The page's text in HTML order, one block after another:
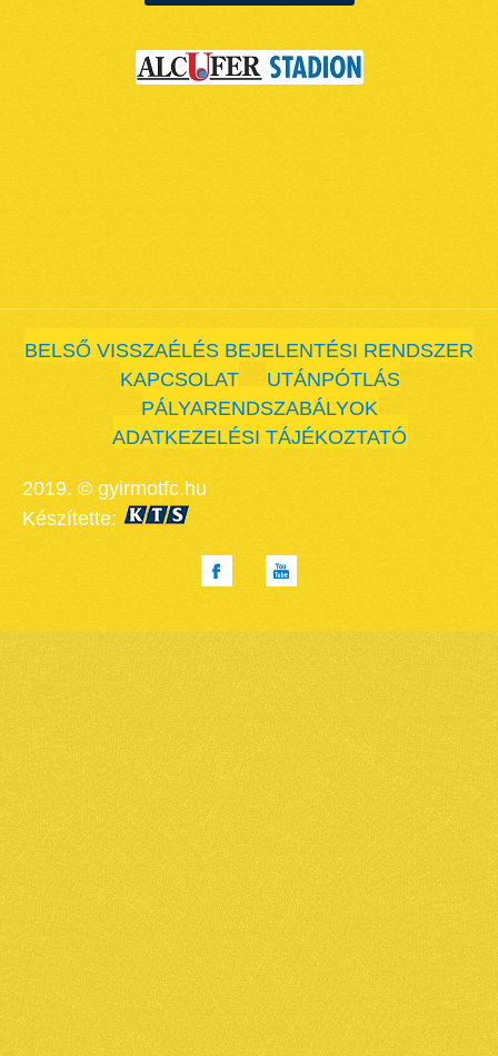
BELSŐ VISSZAÉLÉS BEJELENTÉSI RENDSZER
KAPCSOLAT
UTÁNPÓTLÁS
PÁLYARENDSZABÁLYOK
ADATKEZELÉSI TÁJÉKOZTATÓ
2019. © gyirmotfc.hu
Készítette: